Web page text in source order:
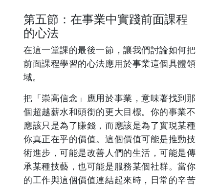
第五節：在事業中實踐前面課程
的心法
在這一堂課的最後一節，讓我們討論如何把
前面課程學習的心法應用於事業這個具體領
域。
把「崇高信念」應用於事業，意味著找到那
個超越薪水和頭銜的更大目標。你的事業不
應該只是為了賺錢，而應該是為了實現某種
你真正在乎的價值。這個價值可能是推動技
術進步，可能是改善人們的生活，可能是傳
承某種技藝，也可能是服務某個社群。當你
的工作與這個價值連結起來時，日常的辛苦